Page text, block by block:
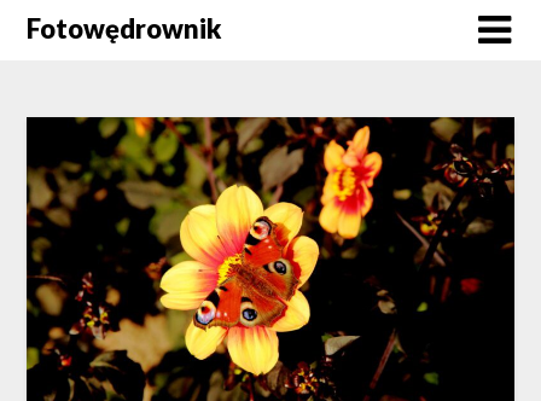
SkipFotowędrownik